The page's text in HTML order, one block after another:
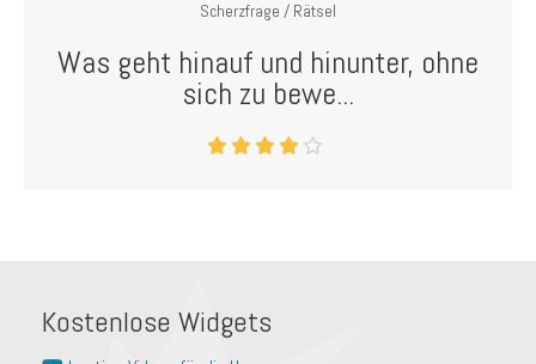
Scherzfrage / Rätsel
Was geht hinauf und hinunter, ohne
sich zu bewe...
Kostenlose Widgets